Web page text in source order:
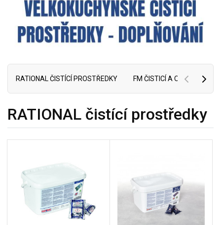
RATIONAL ČISTÍCÍ PROSTŘEDKY FM ČISTICÍ A OPLACHOVÉ
RATIONAL čistící prostředky